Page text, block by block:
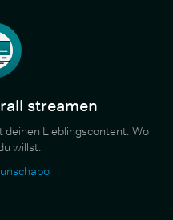
streamen
deinen Lieblingscontent. Wo
willst.